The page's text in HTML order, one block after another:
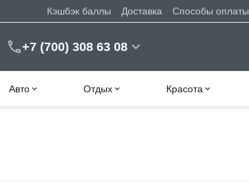
Кэшбэк баллы Доставка Способы оплаты
+7 (700) 308 63 08
Авто Отдых Красота